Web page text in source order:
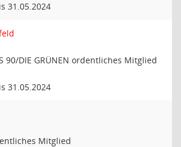
31.05.2024
90/DIE GRÜNEN ordentliches Mitglied
31.05.2024
Mitglied